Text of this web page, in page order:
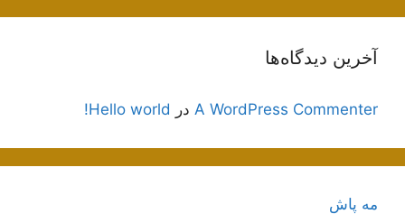
آخرین دیدگاه‌ها
A WordPress Commenter در Hello world!
مه پاش